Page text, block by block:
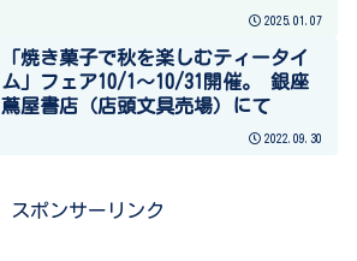
2025.01.07
「焼き菓子で秋を楽しむティータイ
ム」フェア10/1～10/31開催。 銀座
蔦屋書店（店頭文具売場）にて
2022.09.30
スポンサーリンク